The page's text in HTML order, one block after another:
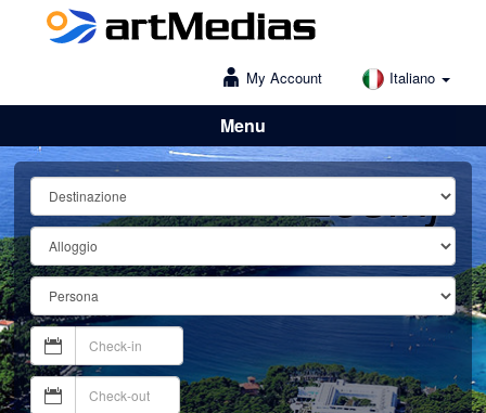
My Account Italiano
Menu
Lošinj